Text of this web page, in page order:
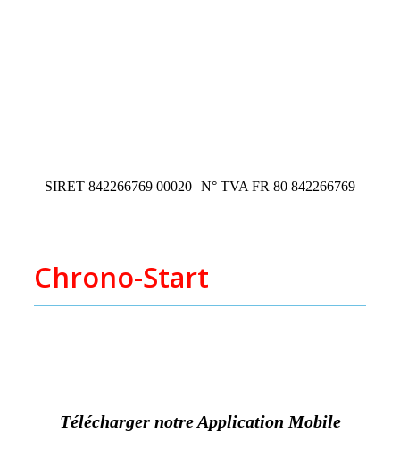
SIRET 842266769 00020 N° TVA FR 80 842266769
Chrono-Start
Télécharger notre Application Mobile